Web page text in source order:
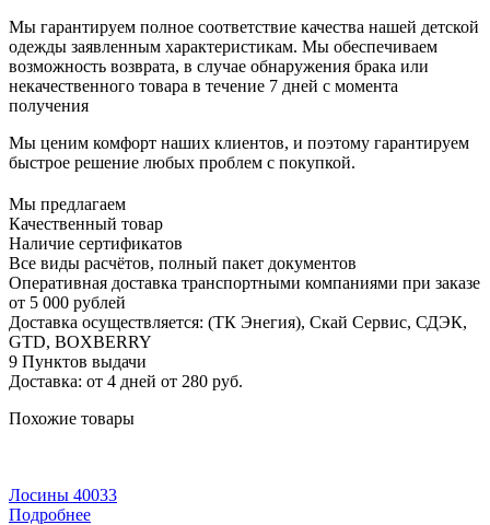
Мы гарантируем полное соответствие качества нашей детской
одежды заявленным характеристикам. Мы обеспечиваем
возможность возврата, в случае обнаружения брака или
некачественного товара в течение 7 дней с момента
получения
Мы ценим комфорт наших клиентов, и поэтому гарантируем
быстрое решение любых проблем с покупкой.
Мы предлагаем
Качественный товар
Наличие сертификатов
Все виды расчётов, полный пакет документов
Оперативная доставка транспортными компаниями при заказе
от 5 000 рублей
Доставка осуществляется: (ТК Энегия), Скай Сервис, СДЭК,
GTD, BOXBERRY
9 Пунктов выдачи
Доставка: от 4 дней от 280 руб.
Похожие товары
Лосины 40033
Подробнее